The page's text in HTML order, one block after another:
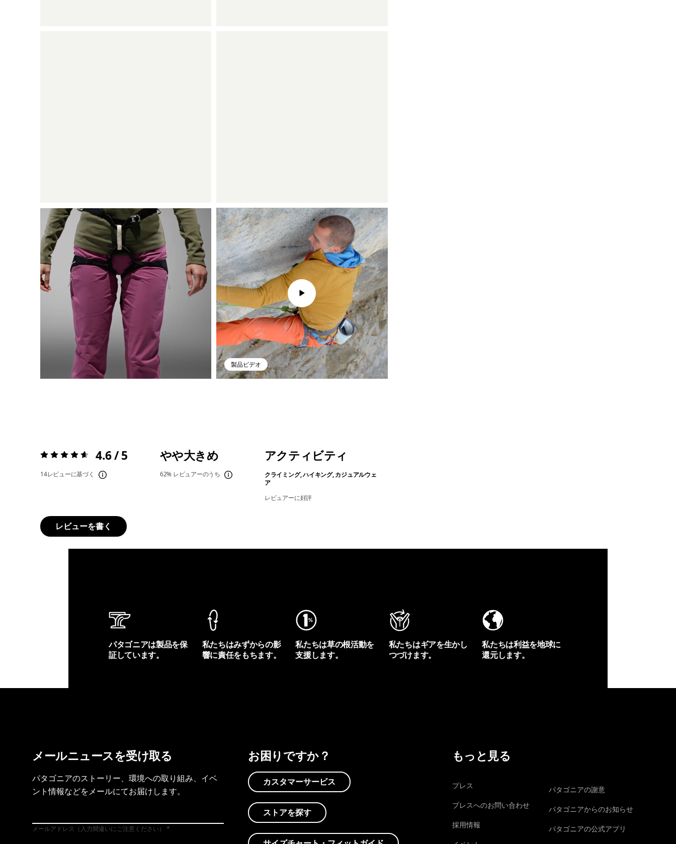
製品ビデオ
評価:4.6 / 5 4.6 / 5
14レビューに基づく
やや大きめ
62% レビュアーのうち
アクティビティ
クライミング, ハイキング, カジュアルウェ
ア
レビュアーに好評
レビューを書く
パタゴニアは製品を保
証しています。
私たちはみずからの影
響に責任をもちます。
私たちは草の根活動を
支援します。
私たちはギアを生かし
つづけます。
私たちは利益を地球に
還元します。
メールニュースを受け取る
パタゴニアのストーリー、環境への取り組み、イベ
ント情報などをメールにてお届けします。
メールアドレス（入力間違いにご注意ください）
お困りですか？
カスタマーサービス
ストアを探す
もっと見る
プレス
プレスへのお問い合わせ
採用情報
パタゴニアの謝意
パタゴニアからのお知らせ
パタゴニアの公式アプリ